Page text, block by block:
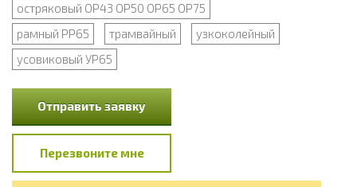
остряковый ОР43 ОР50 ОР65 ОР75
рамный РР65
трамвайный
узкоколейный
усовиковый УР65
Отправить заявку
Перезвоните мне